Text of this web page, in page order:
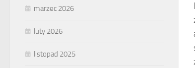
marzec 2026
luty 2026
listopad 2025